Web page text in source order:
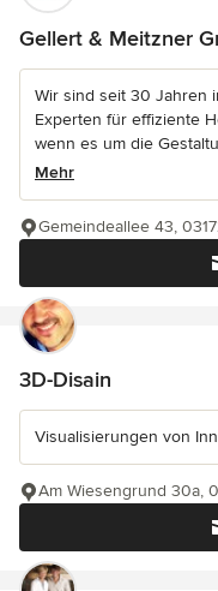
Gellert & Meitzner
Wir sind seit 30 Jahren
Experten für effiziente
wenn es um die
Mehr
Gemeindeallee 43,
3D-Disain
Visualisierungen von
Am Wiesengrund 30a,